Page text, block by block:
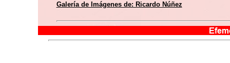
Galería de Imágenes de: Ricardo Núñez